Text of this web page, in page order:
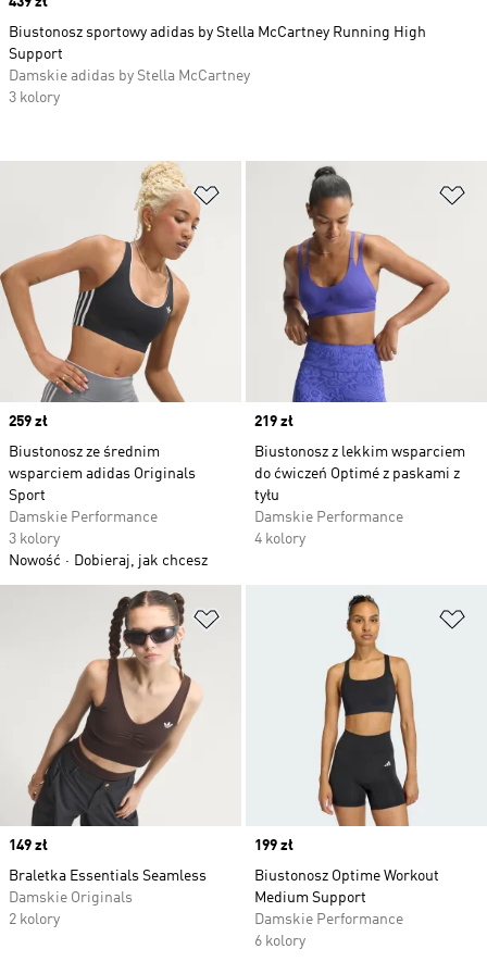
Dodaj do listy życzeń
Price
259 zł
Biustonosz ze średnim
wsparciem adidas Originals
Sport
Damskie Performance
3 kolory
Nowość
Dobieraj, jak chcesz
Price
219 zł
Biustonosz z lekkim wsparciem
do ćwiczeń Optimé z paskami z
tyłu
Damskie Performance
4 kolory
Dodaj do listy życzeń
Price
149 zł
Braletka Essentials Seamless
Damskie Originals
2 kolory
Price
199 zł
Biustonosz Optime Workout
Medium Support
Damskie Performance
6 kolory
Biustonosz sportowy adidas by Stella McCartney Running High
Support
Damskie adidas by Stella McCartney
3 kolory